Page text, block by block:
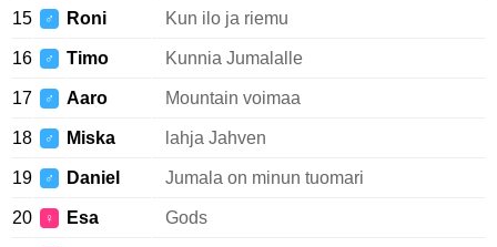
15 ♂ Roni Kun ilo ja riemu
16 ♂ Timo Kunnia Jumalalle
17 ♂ Aaro Mountain voimaa
18 ♂ Miska lahja Jahven
19 ♂ Daniel Jumala on minun tuomari
20 ♀ Esa Gods